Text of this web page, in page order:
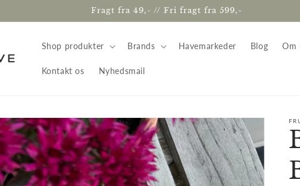
Fragt fra 49,- // Fri fragt fra 599,-
Shop produkter Brands Havemarkeder Blog Om
Kontakt os Nyhedsmail